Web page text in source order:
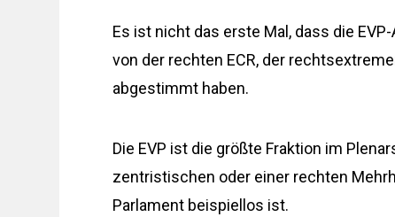
Es ist nicht das erste Mal, dass die
von der rechten ECR, der
abgestimmt haben.
Die EVP ist die größte Fraktion im
zentristischen oder einer rechten
Parlament beispiellos ist.